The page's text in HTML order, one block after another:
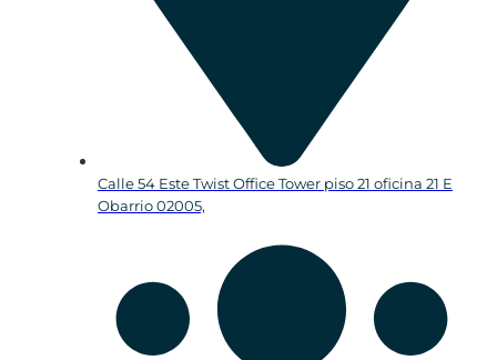
Calle 54 Este Twist Office Tower piso 21 oficina 21 E
Obarrio 02005,